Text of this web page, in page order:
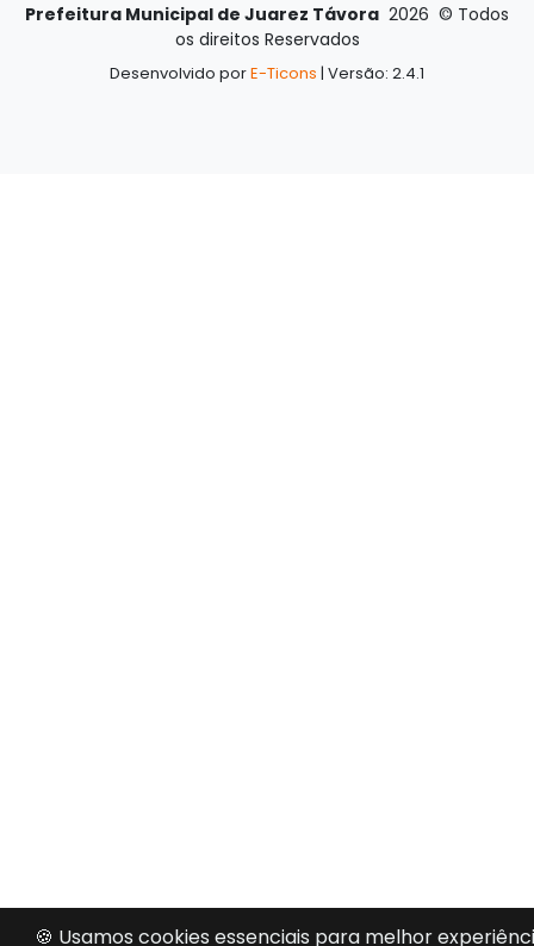
Prefeitura Municipal de Juarez Távora 2026 © Todos
os direitos Reservados
Desenvolvido porE-Ticons | Versão: 2.4.1
🍪 Usamos cookies essenciais para melhor